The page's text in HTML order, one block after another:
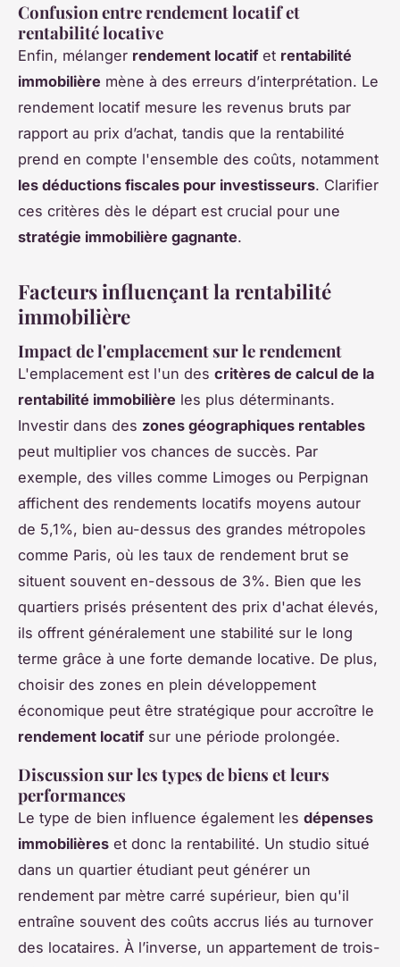
Confusion entre rendement locatif et
rentabilité locative
Enfin, mélanger rendement locatifet rentabilité
immobilière mène à des erreurs d’interprétation. Le
rendement locatif mesure les revenus bruts par
rapport au prix d’achat, tandis que la rentabilité
prend en compte l'ensemble des coûts, notamment
les déductions fiscales pour investisseurs. Clarifier
ces critères dès le départ est crucial pour une
stratégie immobilière gagnante.
Facteurs influençant la rentabilité
immobilière
Impact de l'emplacement sur le rendement
L'emplacement est l'un des critères de calcul de la
rentabilité immobilière les plus déterminants.
Investir dans des zones géographiques rentables
peut multiplier vos chances de succès. Par
exemple, des villes comme Limoges ou Perpignan
affichent des rendements locatifs moyens autour
de 5,1%, bien au-dessus des grandes métropoles
comme Paris, où les taux de rendement brut se
situent souvent en-dessous de 3%. Bien que les
quartiers prisés présentent des prix d'achat élevés,
ils offrent généralement une stabilité sur le long
terme grâce à une forte demande locative. De plus,
choisir des zones en plein développement
économique peut être stratégique pour accroître le
rendement locatifsur une période prolongée.
Discussion sur les types de biens et leurs
performances
Le type de bien influence également les dépenses
immobilières et donc la rentabilité. Un studio situé
dans un quartier étudiant peut générer un
rendement par mètre carré supérieur, bien qu'il
entraîne souvent des coûts accrus liés au turnover
des locataires. À l’inverse, un appartement de trois-